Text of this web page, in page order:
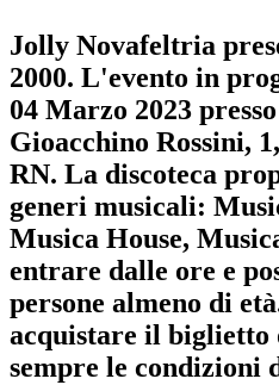
Jolly Novafeltria
2000. L'evento in
04 Marzo 2023
Gioacchino Rossini,
RN. La discoteca
generi musicali:
Musica House,
entrare dalle ore e
persone almeno di
acquistare il
sempre le condizioni